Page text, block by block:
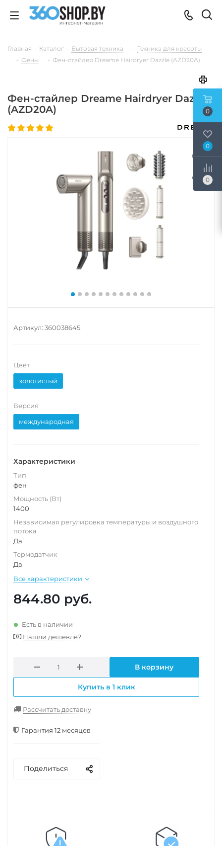
Главная - Каталог - Бытовая техника - Техника для красоты
- Фены - Фен-стайлер Dreame Нairdryer Dazzle (AZD20A)
Фен-стайлер Dreame Нairdryer Dazzle
(AZD20A)
Артикул: 360038645
Цвет
золотистый
Версия
международная
Характеристики
Тип
фен
Мощность (Вт)
1400
Независимая регулировка температуры и воздушного
потока
Да
Термодатчик
Да
Все характеристики
844.80 руб.
Есть в наличии
Нашли дешевле?
В корзину
Купить в 1 клик
Рассчитать доставку
Гарантия 12 месяцев
Поделиться
0
0
0